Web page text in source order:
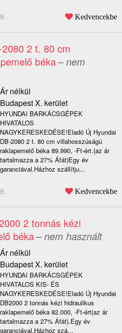
Kedvencekbe
2 t. 80 cm
béka– nem
Ár nélkül
Budapest X. kerület
HYUNDAI BARKÁCSGÉPEK
HIVATALOS
NAGYKERESKEDÉSE!Eladó Új Hyundai
DB-2080 2 t. 80 cm villahosszúságú
raklapemelő béka 89.990, -Ft-ért.(az ár
tartalmazza a 27% Áfát)Egy év
garanciával.Házhoz szállítju...
Kedvencekbe
2 tonnás kézi
béka– nem használt
Ár nélkül
Budapest X. kerület
HYUNDAI BARKÁCSGÉPEK
HIVATALOS KIS- ÉS
NAGYKERESKEDÉSE!Eladó Új Hyundai
DB2000 2 tonnás kézi hidraulikus
raklapemelő béka 82.000, -Ft-ért(az ár
tartalmazza a 27% Áfát).Egy év
garanciával.Házhoz szá...